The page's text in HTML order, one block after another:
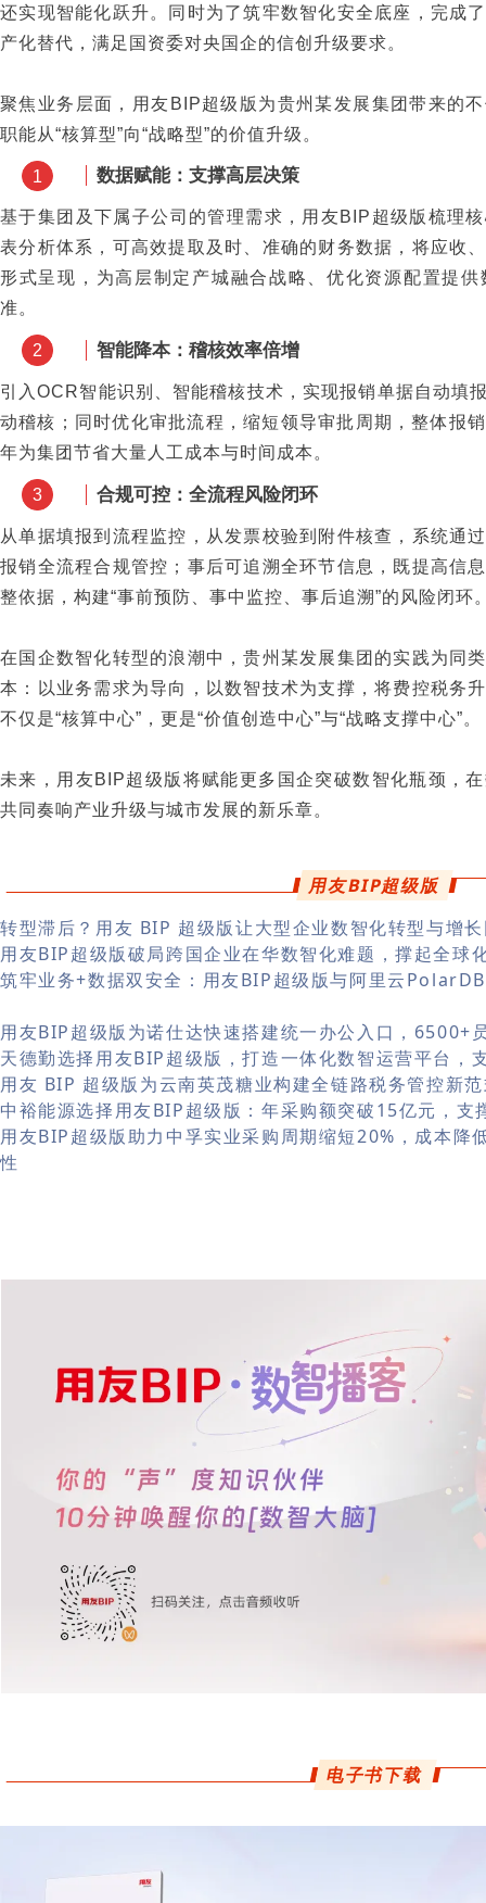
还实现智能化跃升。同时为了筑牢数智化安全底座，完成
产化替代，满足国资委对央国企的信创升级要求。
聚焦业务层面，用友BIP超级版为贵州某发展集团带来的
职能从“核算型”向“战略型”的价值升级。
1 数据赋能：支撑高层决策
基于集团及下属子公司的管理需求，用友BIP超级版梳理
表分析体系，可高效提取及时、准确的财务数据，将应收
形式呈现，为高层制定产城融合战略、优化资源配置提
准。
2 智能降本：稽核效率倍增
引入OCR智能识别、智能稽核技术，实现报销单据自动填
动稽核；同时优化审批流程，缩短领导审批周期，整体报
年为集团节省大量人工成本与时间成本。
3 合规可控：全流程风险闭环
从单据填报到流程监控，从发票校验到附件核查，系统通
报销全流程合规管控；事后可追溯全环节信息，既提高信
整依据，构建“事前预防、事中监控、事后追溯”的风险闭环
在国企数智化转型的浪潮中，贵州某发展集团的实践为同
本：以业务需求为导向，以数智技术为支撑，将费控税务
不仅是“核算中心”，更是“价值创造中心”与“战略支撑中心”。
未来，用友BIP超级版将赋能更多国企突破数智化瓶颈，
共同奏响产业升级与城市发展的新乐章。
用友BIP超级版
转型滞后？用友 BIP 超级版让大型企业数智化转型与增
用友BIP超级版破局跨国企业在华数智化难题，撑起全球
筑牢业务+数据双安全：用友BIP超级版与阿里云
用友BIP超级版为诺仕达快速搭建统一办公入口，6500+
天德勤选择用友BIP超级版，打造一体化数智运营平台，
用友 BIP 超级版为云南英茂糖业构建全链路税务管控新
中裕能源选择用友BIP超级版：年采购额突破15亿元，支
用友BIP超级版助力中孚实业采购周期缩短20%，成本降
性
电子书下载